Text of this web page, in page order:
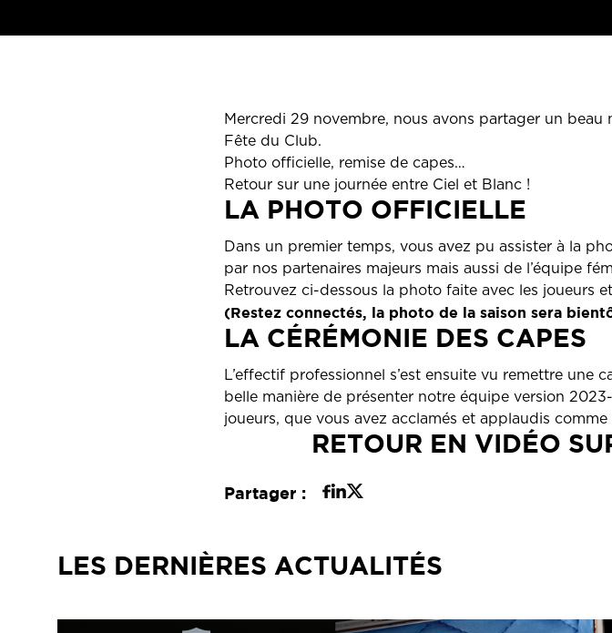
Mercredi 29 novembre, nous avons partager un
Fête du Club.
Photo officielle, remise de capes…
Retour sur une journée entre Ciel et Blanc !
LA PHOTO OFFICIELLE
Dans un premier temps, vous avez pu assister à la
par nos partenaires majeurs mais aussi de l’équipe
Retrouvez ci-dessous la photo faite avec les joueurs
(Restez connectés, la photo de la saison sera
LA CÉRÉMONIE DES CAPES
L’effectif professionnel s’est ensuite vu remettre une
belle manière de présenter notre équipe version
joueurs, que vous avez acclamés et applaudis comme
RETOUR EN VIDÉO
Partager :
LES DERNIÈRES ACTUALITÉS